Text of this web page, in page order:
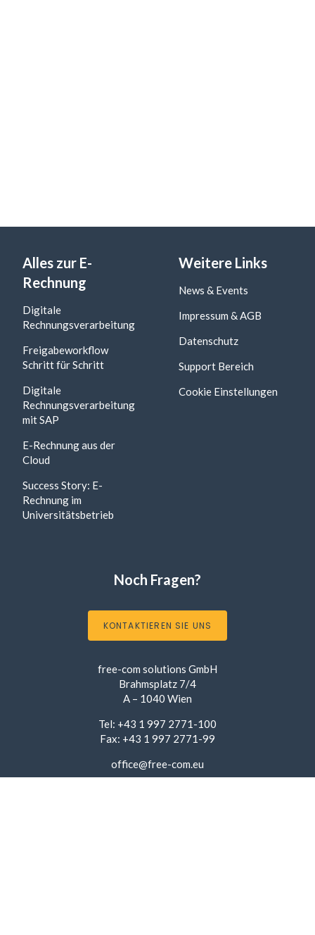
Alles zur E-
Rechnung
Digitale
Rechnungsverarbeitung
Freigabeworkflow
Schritt für Schritt
Digitale
Rechnungsverarbeitung
mit SAP
E-Rechnung aus der
Cloud
Success Story: E-
Rechnung im
Universitätsbetrieb
Weitere Links
News & Events
Impressum & AGB
Datenschutz
Support Bereich
Cookie Einstellungen
Noch Fragen?
KONTAKTIEREN SIE UNS
free-com solutions GmbH
Brahmsplatz 7/4
A – 1040 Wien
Tel: +43 1 997 2771-100
Fax: +43 1 997 2771-99
office@free-com.eu